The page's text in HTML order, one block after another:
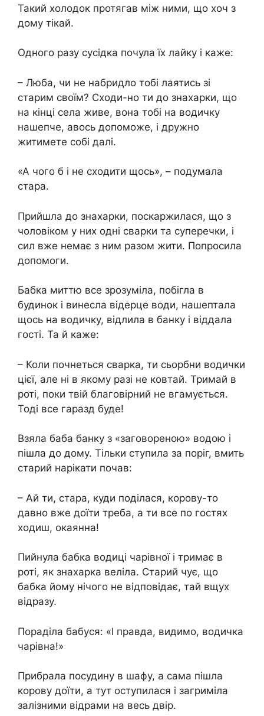
Такий холодок протягав між ними, що хоч з
дому тікай.
Одного разу сусідка почула їх лайку і каже:
– Люба, чи не набридло тобі лаятись зі
старим своїм? Сходи-но ти до знахарки, що
на кінці села живе, вона тобі на водичку
нашепче, авось допоможе, і дружно
житимете собі далі.
«А чого б і не сходити щось», – подумала
стара.
Прийшла до знахарки, поскаржилася, що з
чоловіком у них одні сварки та суперечки, і
сил вже немає з ним разом жити. Попросила
допомоги.
Бабка миттю все зрозуміла, побігла в
будинок і винесла відерце води, нашептала
щось на водичку, відлила в банку і віддала
гості. Та й каже:
– Коли почнеться сварка, ти сьорбни водички
цієї, але ні в якому разі не ковтай. Тримай в
роті, поки твій благовірний не вгамується.
Тоді все гаразд буде!
Взяла баба банку з «заговореною» водою і
пішла до дому. Тільки ступила за поріг, вмить
старий нарікати почав:
– Ай ти, стара, куди поділася, корову-то
давно вже доїти треба, а ти все по гостях
ходиш, окаянна!
Пийнула бабка водиці чарівної і тримає в
роті, як знахарка веліла. Старий чує, що
бабка йому нічого не відповідає, тай вщух
відразу.
Пораділа бабуся: «І правда, видимо, водичка
чарівна!»
Прибрала посудину в шафу, а сама пішла
корову доїти, а тут оступилася і загриміла
залізними відрами на весь двір.